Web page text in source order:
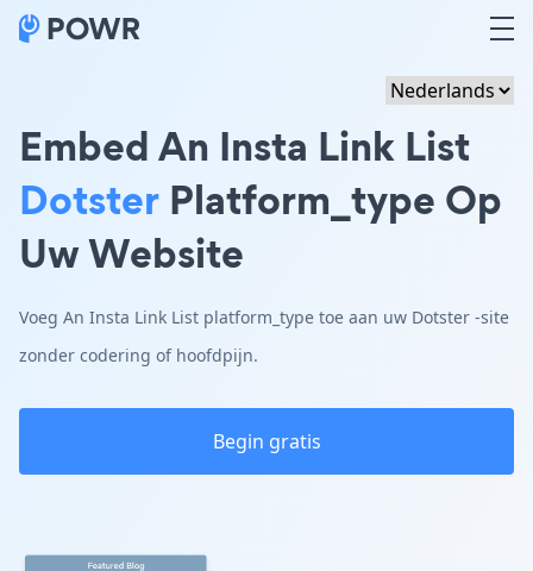
Embed An Insta Link List
Dotster Platform_type Op
Uw Website
Voeg An Insta Link List platform_type toe aan uw Dotster -site
zonder codering of hoofdpijn.
Begin gratis